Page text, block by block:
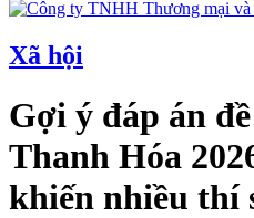
Xã hội
Gợi ý đáp án
Thanh Hóa
khiến nhiều thí